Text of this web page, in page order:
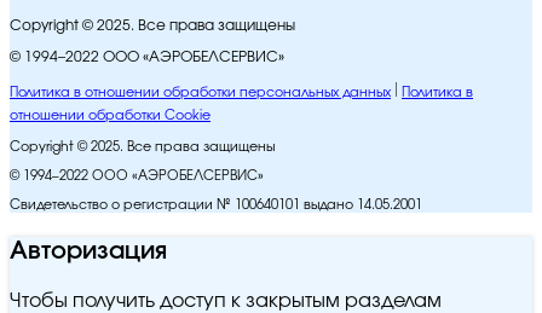
Copyright © 2025. Все права защищены
© 1994–2022 ООО «АЭРОБЕЛСЕРВИС»
Политика в отношении обработки персональных данных
Политика в
отношении обработки Cookie
Copyright © 2025. Все права защищены
© 1994–2022 ООО «АЭРОБЕЛСЕРВИС»
Свидетельство о регистрации № 100640101 выдано 14.05.2001
Авторизация
Чтобы получить доступ к закрытым разделам